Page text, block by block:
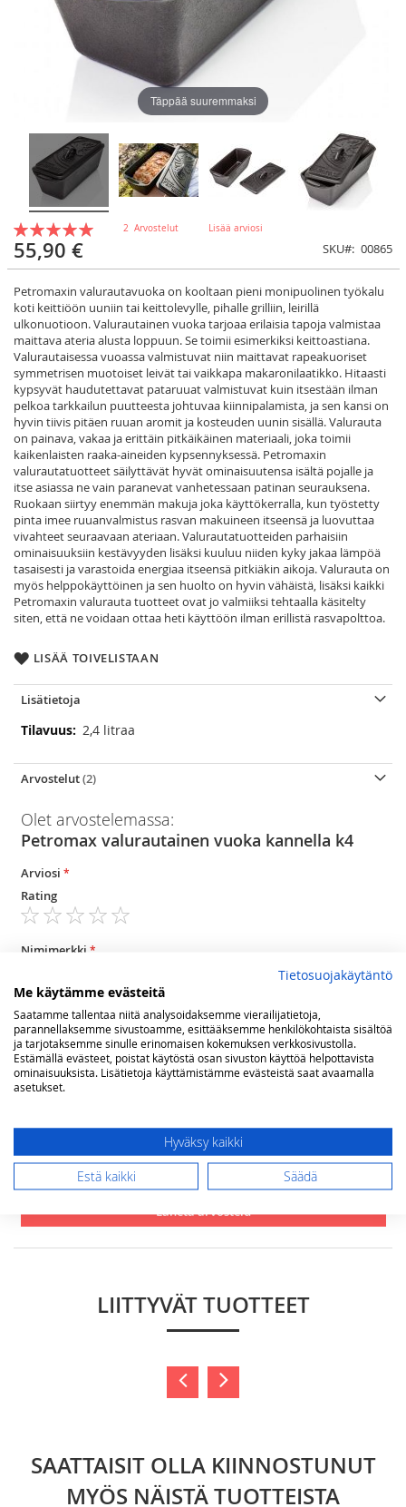
Rating:
100
% of 100
2 Arvostelut Lisää arviosi
55,90 € SKU 00865
Petromaxin valurautavuoka on kooltaan pieni monipuolinen työkalu
koti keittiöön uuniin tai keittolevylle, pihalle grilliin, leirillä
ulkonuotioon. Valurautainen vuoka tarjoaa erilaisia tapoja valmistaa
maittava ateria alusta loppuun. Se toimii esimerkiksi keittoastiana.
Valurautaisessa vuoassa valmistuvat niin maittavat rapeakuoriset
symmetrisen muotoiset leivät tai vaikkapa makaronilaatikko. Hitaasti
kypsyvät haudutettavat pataruuat valmistuvat kuin itsestään ilman
pelkoa tarkkailun puutteesta johtuvaa kiinnipalamista, ja sen kansi on
hyvin tiivis pitäen ruuan aromit ja kosteuden uunin sisällä. Valurauta
on painava, vakaa ja erittäin pitkäikäinen materiaali, joka toimii
kaikenlaisten raaka-aineiden kypsennyksessä. Petromaxin
valurautatuotteet säilyttävät hyvät ominaisuutensa isältä pojalle ja
itse asiassa ne vain paranevat vanhetessaan patinan seurauksena.
Ruokaan siirtyy enemmän makuja joka käyttökerralla, kun työstetty
pinta imee ruuanvalmistus rasvan makuineen itseensä ja luovuttaa
vivahteet seuraavaan ateriaan. Valurautatuotteiden parhaisiin
ominaisuuksiin kestävyyden lisäksi kuuluu niiden kyky jakaa lämpöä
tasaisesti ja varastoida energiaa itseensä pitkiäkin aikoja. Valurauta on
myös helppokäyttöinen ja sen huolto on hyvin vähäistä, lisäksi kaikki
Petromaxin valurauta tuotteet ovat jo valmiiksi tehtaalla käsitelty
siten, että ne voidaan ottaa heti käyttöön ilman erillistä rasvapolttoa.
LISÄÄ TOIVELISTAAN
Täppää suuremmaksi
Lisätietoja
Lisätietoja 2,4 litraa
Arvostelut 2
Olet arvostelemassa:
Petromax valurautainen vuoka kannella k4
Arviosi
Rating
star
stars
stars
stars
stars
Nimimerkki
Yhteenveto
Arvostelu
Lähetä arvostelu
LIITTYVÄT TUOTTEET
SAATTAISIT OLLA KIINNOSTUNUT
MYÖS NÄISTÄ TUOTTEISTA
Tietosuojakäytäntö
Me käytämme evästeitä
Saatamme tallentaa niitä analysoidaksemme vierailijatietoja,
parannellaksemme sivustoamme, esittääksemme henkilökohtaista sisältöä
ja tarjotaksemme sinulle erinomaisen kokemuksen verkkosivustolla.
Estämällä evästeet, poistat käytöstä osan sivuston käyttöä helpottavista
ominaisuuksista. Lisätietoja käyttämistämme evästeistä saat avaamalla
asetukset.
Hyväksy kaikki
Estä kaikki Säädä